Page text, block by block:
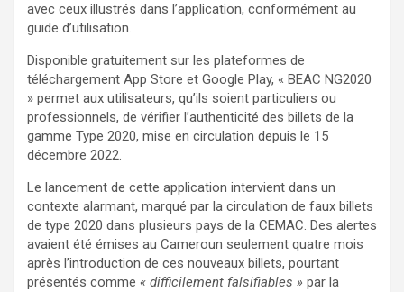
avec ceux illustrés dans l’application, conformément au
guide d’utilisation.
Disponible gratuitement sur les plateformes de
téléchargement App Store et Google Play, « BEAC NG2020
» permet aux utilisateurs, qu’ils soient particuliers ou
professionnels, de vérifier l’authenticité des billets de la
gamme Type 2020, mise en circulation depuis le 15
décembre 2022.
Le lancement de cette application intervient dans un
contexte alarmant, marqué par la circulation de faux billets
de type 2020 dans plusieurs pays de la CEMAC. Des alertes
avaient été émises au Cameroun seulement quatre mois
après l’introduction de ces nouveaux billets, pourtant
présentés comme « difficilement falsifiables » par la